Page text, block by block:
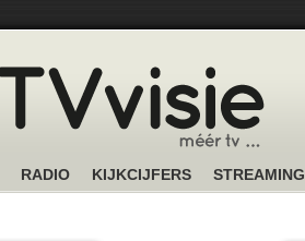
RADIO KIJKCIJFERS STREAMING